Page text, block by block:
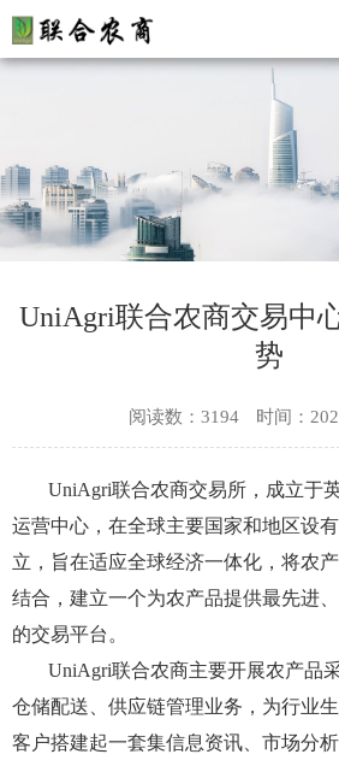
UniAgri联合农商交易中
势
阅读数：3194 时间：
UniAgri联合农商交易所，成立于
运营中心，在全球主要国家和地区设
立，旨在适应全球经济一体化，将农
结合，建立一个为农产品提供最先进
的交易平台。
UniAgri联合农商主要开展农产品
仓储配送、供应链管理业务，为行业
客户搭建起一套集信息资讯、市场分